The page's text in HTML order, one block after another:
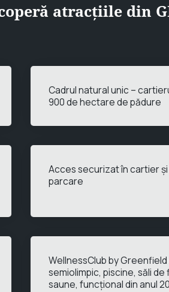
atracțiile din
Cadrul natural unic –
900 de hectare de pădure
Acces securizat în cartier
parcare
WellnessClub by
semiolimpic, piscine, săli de
saune, funcțional din anul